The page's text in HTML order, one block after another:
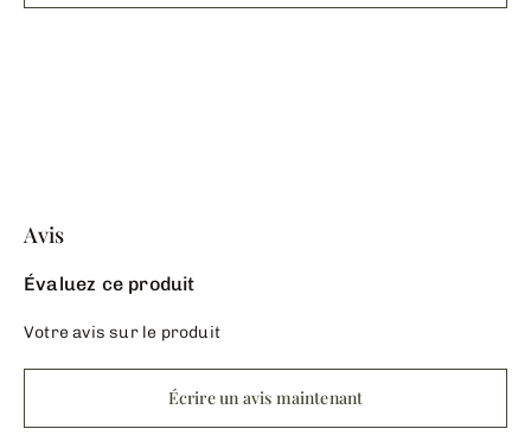
Avis
Évaluez ce produit
Votre avis sur le produit
Écrire un avis maintenant